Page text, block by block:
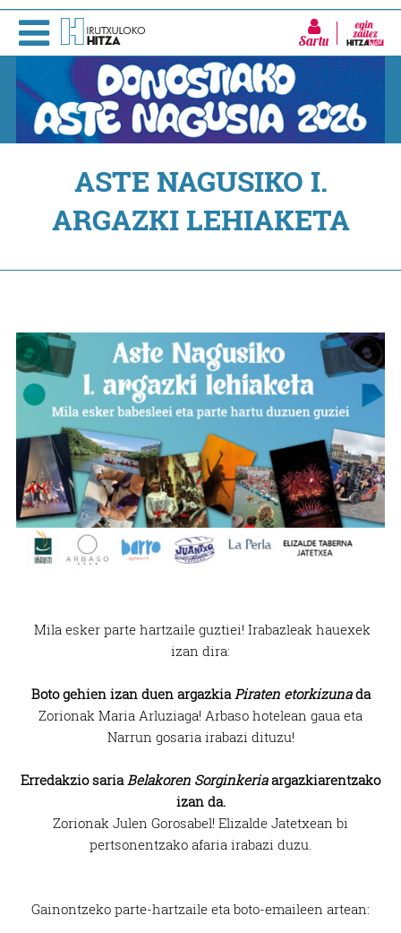
Sartu
ASTE NAGUSIKO I.
ARGAZKI LEHIAKETA
Mila esker parte hartzaile guztiei! Irabazleak hauexek
izan dira:
Boto gehien izan duen argazkia Piraten etorkizunada
Zorionak Maria Arluziaga! Arbaso hotelean gaua eta
Narrun gosaria irabazi dituzu!
Erredakzio saria Belakoren Sorginkeriaargazkiarentzako
izan da.
Zorionak Julen Gorosabel! Elizalde Jatetxean bi
pertsonentzako afaria irabazi duzu.
Gainontzeko parte-hartzaile eta boto-emaileen artean: